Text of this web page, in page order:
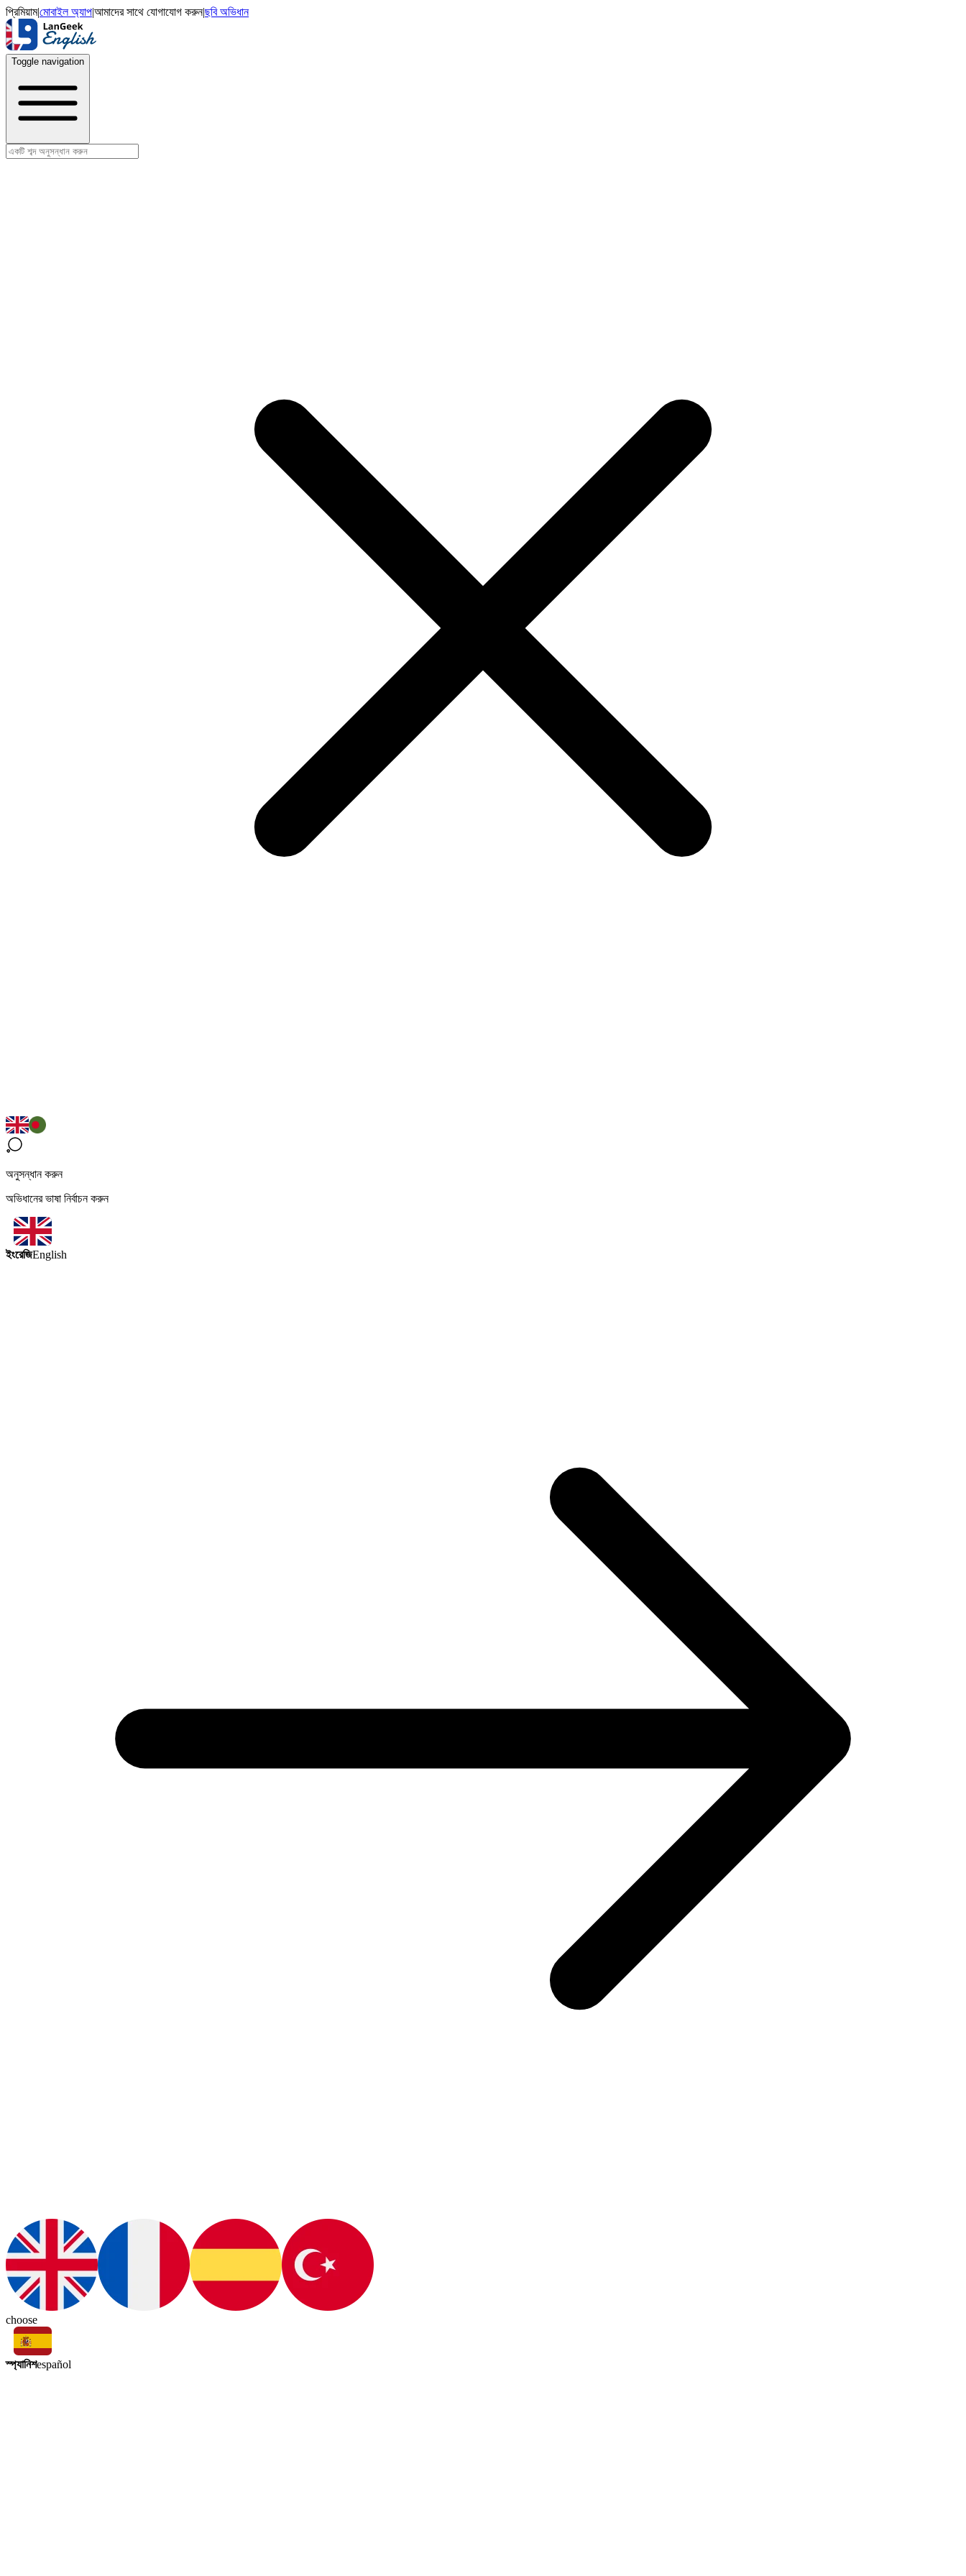
প্রিমিয়াম|মোবাইল অ্যাপ|আমাদের সাথে যোগাযোগ করুন|ছবি অভিধান
Toggle navigation
অনুসন্ধান করুন
অভিধানের ভাষা নির্বাচন করুন
ইংরেজিEnglish
choose
স্প্যানিশespañol